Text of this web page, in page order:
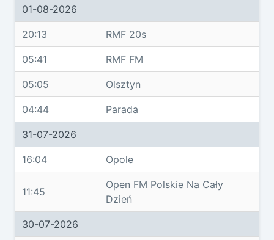
01-08-2026
20:13 RMF 20s
05:41 RMF FM
05:05 Olsztyn
04:44 Parada
31-07-2026
16:04 Opole
11:45
Open FM Polskie Na Cały
Dzień
30-07-2026